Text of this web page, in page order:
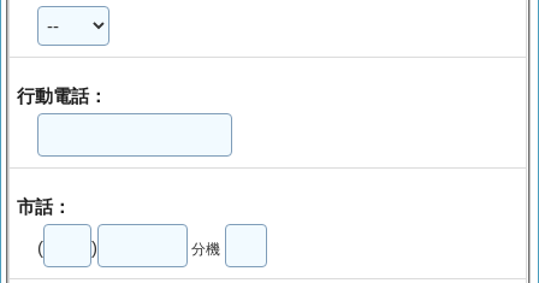
行動電話：
市話：
( ) 分機